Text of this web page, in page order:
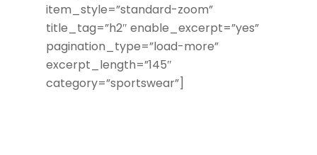
item_style=”standard-zoom”
title_tag=”h2″ enable_excerpt=”yes”
pagination_type=”load-more”
excerpt_length=”145″
category=”sportswear”]